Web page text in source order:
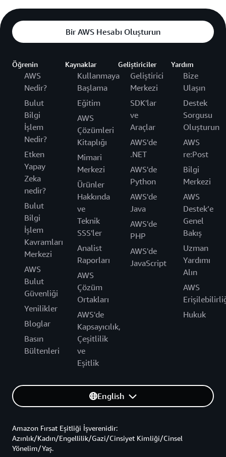
Bir AWS Hesabı Oluşturun
Öğrenin
AWS
Nedir?
Bulut
Bilgi
İşlem
Nedir?
Etken
Yapay
Zeka
nedir?
Bulut
Bilgi
İşlem
Kavramları
Merkezi
AWS
Bulut
Güvenliği
Yenilikler
Bloglar
Basın
Bültenleri
Kaynaklar
Kullanmaya
Başlama
Eğitim
AWS
Çözümleri
Kitaplığı
Mimari
Merkezi
Ürünler
Hakkında
ve
Teknik
SSS'ler
Analist
Raporları
AWS
Çözüm
Ortakları
AWS'de
Kapsayıcılık,
Çeşitlilik
ve
Eşitlik
Geliştiriciler
Geliştirici
Merkezi
SDK'lar
ve
Araçlar
AWS'de
.NET
AWS'de
Python
AWS'de
Java
AWS'de
PHP
AWS'de
JavaScript
Yardım
Bize
Ulaşın
Destek
Sorgusu
Oluşturun
AWS
re:Post
Bilgi
Merkezi
AWS
Destek’e
Genel
Bakış
Uzman
Yardımı
Alın
AWS
Hukuk
English
Amazon Fırsat Eşitliği İşverenidir:
Azınlık/Kadın/Engellilik/Gazi/Cinsiyet Kimliği/Cinsel
Yönelim/Yaş.